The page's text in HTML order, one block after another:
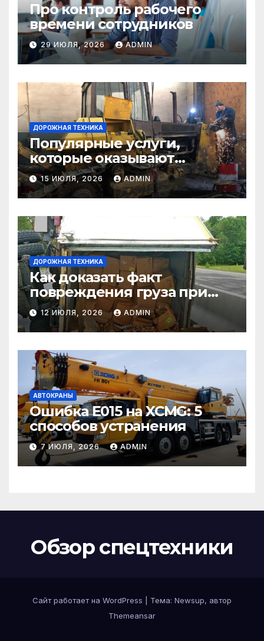
Про контроль рабочего
времени сотрудников
29 ИЮЛЯ, 2026 ADMIN
ДОРОЖНАЯ ТЕХНИКА
Популярные услуги,
которые оказывают
самосвалы в строительстве
и логистике
15 ИЮЛЯ, 2026 ADMIN
ДОРОЖНАЯ ТЕХНИКА
Как доказать факт
повреждения груза при
страховом случае
12 ИЮЛЯ, 2026 ADMIN
АВТОКРАНЫ
Ошибка E015 на XCMG: 5
способов устранения
7 ИЮЛЯ, 2026 ADMIN
Обзор спецтехники
Сайт работает на WordPress
Тема: Newsup, автор
Themeansar